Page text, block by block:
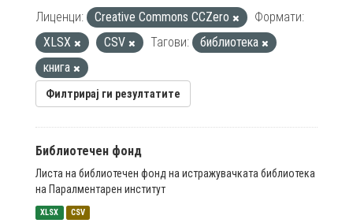
Лиценци: Creative Commons CCZero
Формати:
XLSX
CSV Тагови:
библиотека
книга
Филтрирај ги резултатите
Библиотечен фонд
Листа на библиотечен фонд на истражувачката библиотека
на Паралментарен институт
XLSX CSV